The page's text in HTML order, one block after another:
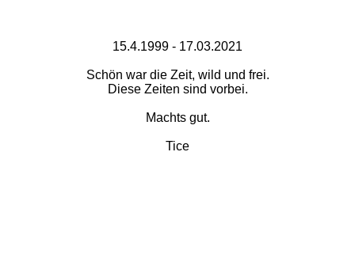
15.4.1999 - 17.03.2021
Schön war die Zeit, wild und frei.
Diese Zeiten sind vorbei.
Machts gut.
Tice